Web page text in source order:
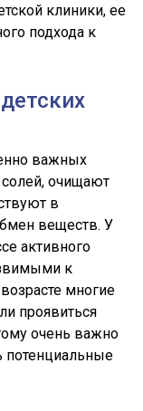
клиники, ее
подхода к
важных
очищают
в
веществ. У
активного
к
многие
проявиться
очень важно
потенциальные